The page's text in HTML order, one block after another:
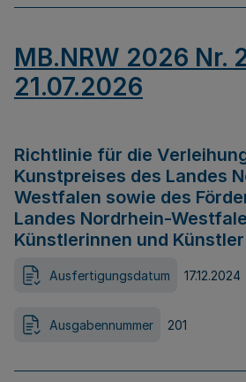
MB.NRW 2026 Nr.
21.07.2026
Richtlinie für die
Kunstpreises des Landes
Westfalen sowie des
Landes Nordrhein-
Künstlerinnen und Künstler
Ausfertigungsdatum 17.12.2024
Ausgabennummer 201